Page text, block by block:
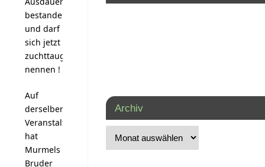
bestanden
und darf
sich jetzt
zuchttauglich
nennen !
Auf
derselben
Veranstaltung
hat
Murmels
Bruder
Archiv